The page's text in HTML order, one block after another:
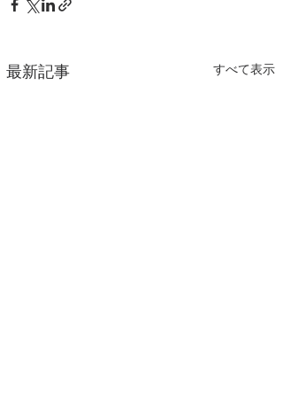
最新記事 すべて表示